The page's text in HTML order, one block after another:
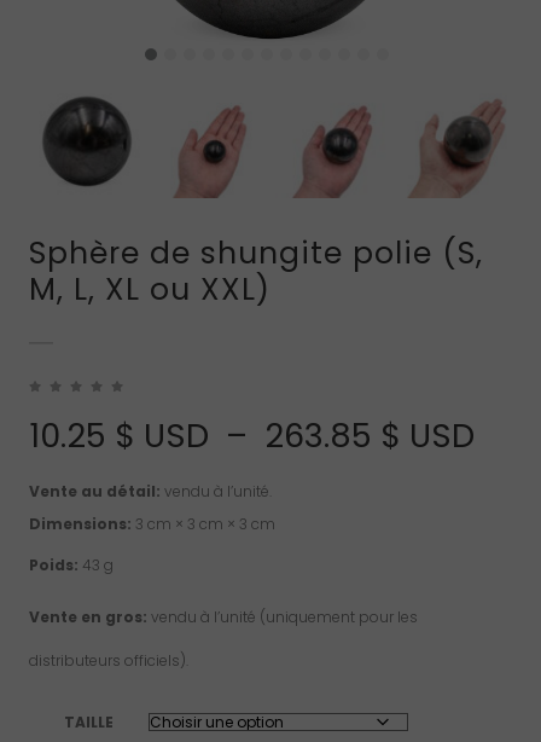
Sphère de shungite polie (S,
M, L, XL ou XXL)
10.25 $ USD – 263.85 $ USD
Vente au détail: vendu à l’unité.
Dimensions: 3 cm × 3 cm × 3 cm
Poids: 43 g
Vente en gros: vendu à l’unité (uniquement pour les
distributeurs officiels).
TAILLE